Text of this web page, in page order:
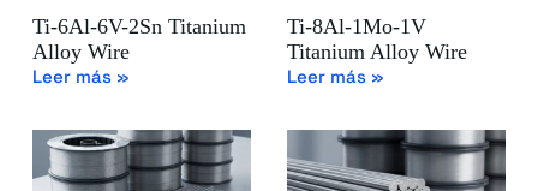
Ti-6Al-6V-2Sn Titanium
Alloy Wire
Leer más »
Ti-8Al-1Mo-1V
Titanium Alloy Wire
Leer más »